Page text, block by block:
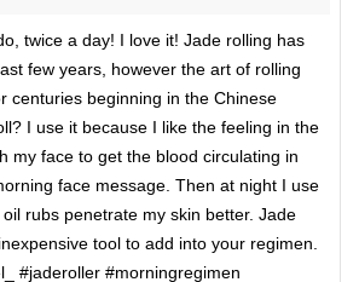
twice a day! I love it! Jade rolling has
few years, however the art of rolling
centuries beginning in the Chinese
I use it because I like the feeling in the
my face to get the blood circulating in
face message. Then at night I use
rubs penetrate my skin better. Jade
tool to add into your regimen.
#jaderoller #morningregimen